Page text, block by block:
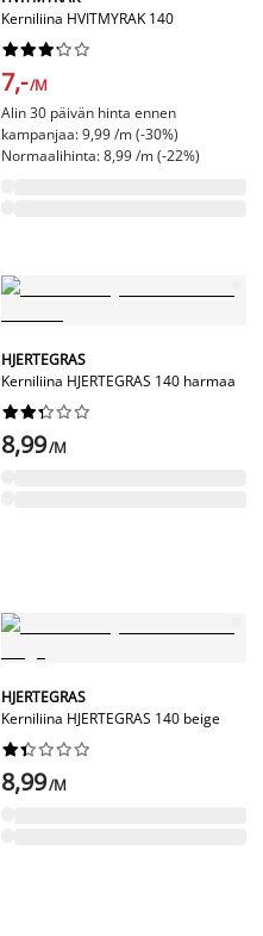
Kerniliina HVITMYRAK 140






7,-/M
Alin 30 päivän hinta ennen
kampanjaa: 9,99 /m (-30%)
Normaalihinta: 8,99 /m (-22%)
HJERTEGRAS
Kerniliina HJERTEGRAS 140 harmaa






8,99/M
HJERTEGRAS
Kerniliina HJERTEGRAS 140 beige






8,99/M